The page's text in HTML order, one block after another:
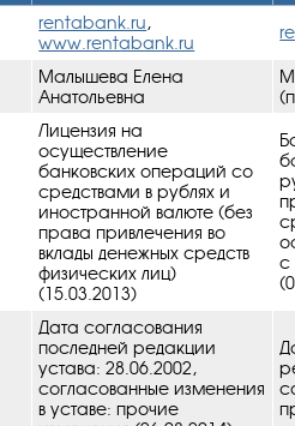
rentabank.ru,
www.rentabank.ru
Малышева Елена
Анатольевна
Лицензия на
осуществление
банковских операций со
средствами в рублях и
иностранной валюте (без
права привлечения во
вклады денежных средств
физических лиц)
(15.03.2013)
с
Дата согласования
последней редакции
устава: 28.06.2002,
cогласованные изменения
в уставe: прочие